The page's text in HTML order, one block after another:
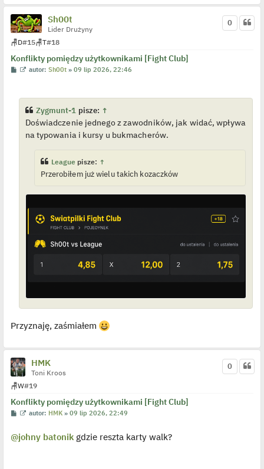
p
o
j
e
d
y
c
y
s
Sh00t
Lider Drużyny
🪑D#15🪑T#18
Konflikty pomiędzy użytkownikami [Fight Club]
0
P
W
i
e
t
l
o
p
autor:Sh00t »09 lip 2026, 22:46
Zygmunt-1 pisze: ↑
Doświadczenie jednego z zawodników, jak widać, wpływa
na typowania i kursy u bukmacherów.
League pisze: ↑
Przerobiłem już wielu takich kozaczków
Przyznaję, zaśmiałem
HMK
Toni Kroos
🪑W#19
Konflikty pomiędzy użytkownikami [Fight Club]
0
P
t
W
w
autor: HMK »09 lip 2026, 22:49
@johny batonikgdzie reszta karty walk?